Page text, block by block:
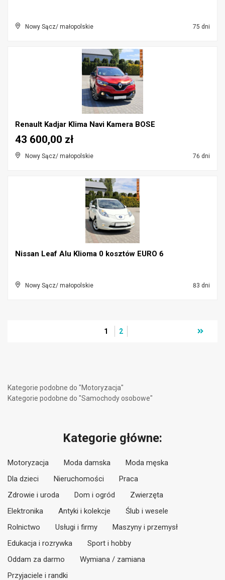
Nowy Sącz/ małopolskie 75 dni
Renault Kadjar Klima Navi Kamera BOSE
Nowy Sącz/ małopolskie 76 dni
43 600,00 zł
Nissan Leaf Alu Klioma 0 kosztów EURO 6
Nowy Sącz/ małopolskie 83 dni
1 2
Kategorie podobne do "Motoryzacja"
Kategorie podobne do "Samochody osobowe"
Kategorie główne:
Motoryzacja Moda damska
Moda męska
Dla dzieci
Nieruchomości
Praca
Zdrowie i uroda
Dom i ogród
Zwierzęta
Elektronika
Antyki i kolekcje
Ślub i wesele
Rolnictwo
Usługi i firmy
Maszyny i przemysł
Edukacja i rozrywka
Sport i hobby
Oddam za darmo
Wymiana / zamiana
Przyjaciele i randki